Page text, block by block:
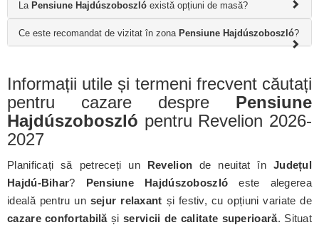
La Pensiune Hajdúszoboszló există opțiuni de masă?
Ce este recomandat de vizitat în zona Pensiune Hajdúszoboszló?
Informații utile și termeni frecvent căutați
pentru cazare despre Pensiune
Hajdúszoboszló pentru Revelion 2026-
2027
Planificați să petreceți un Revelion de neuitat în Județul
Hajdú-Bihar? Pensiune Hajdúszoboszló este alegerea
ideală pentru un sejur relaxant și festiv, cu opțiuni variate de
cazare confortabilășiservicii de calitate superioară. Situat